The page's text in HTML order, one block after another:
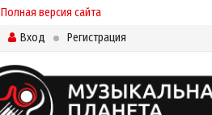
Полная версия сайта
Вход
Регистрация